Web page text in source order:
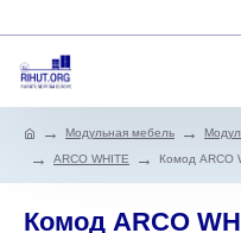
Модульная мебель
ARCO WHITE
Комод ARCO
Комод ARCO